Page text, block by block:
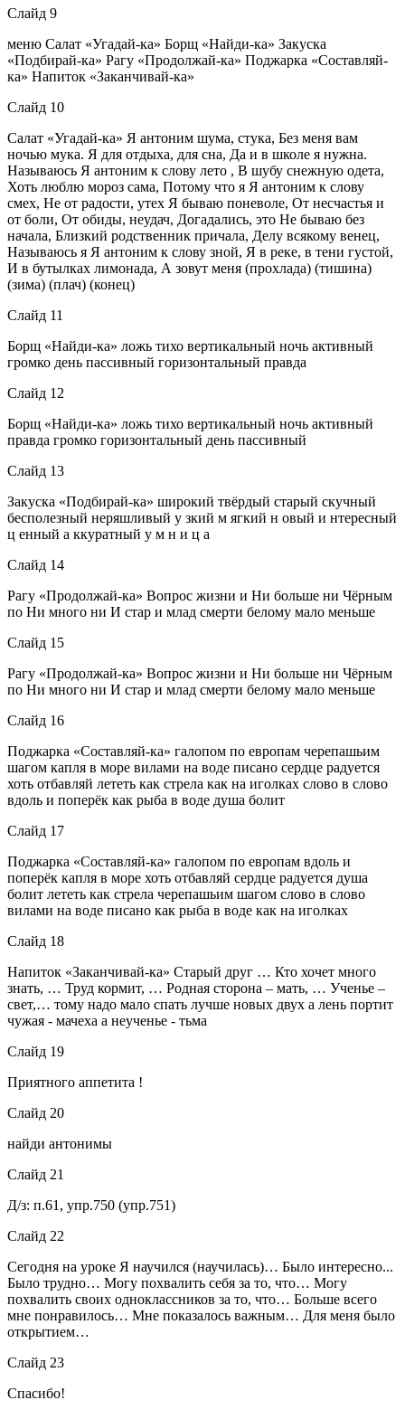
Слайд 9
меню Салат «Угадай-ка» Борщ «Найди-ка» Закуска
«Подбирай-ка» Рагу «Продолжай-ка» Поджарка «Составляй-
ка» Напиток «Заканчивай-ка»
Слайд 10
Салат «Угадай-ка» Я антоним шума, стука, Без меня вам
ночью мука. Я для отдыха, для сна, Да и в школе я нужна.
Называюсь Я антоним к слову лето , В шубу снежную одета,
Хоть люблю мороз сама, Потому что я Я антоним к слову
смех, Не от радости, утех Я бываю поневоле, От несчастья и
от боли, От обиды, неудач, Догадались, это Не бываю без
начала, Близкий родственник причала, Делу всякому венец,
Называюсь я Я антоним к слову зной, Я в реке, в тени густой,
И в бутылках лимонада, А зовут меня (прохлада) (тишина)
(зима) (плач) (конец)
Слайд 11
Борщ «Найди-ка» ложь тихо вертикальный ночь активный
громко день пассивный горизонтальный правда
Слайд 12
Борщ «Найди-ка» ложь тихо вертикальный ночь активный
правда громко горизонтальный день пассивный
Слайд 13
Закуска «Подбирай-ка» широкий твёрдый старый скучный
бесполезный неряшливый у зкий м ягкий н овый и нтересный
ц енный а ккуратный у м н и ц а
Слайд 14
Рагу «Продолжай-ка» Вопрос жизни и Ни больше ни Чёрным
по Ни много ни И стар и млад смерти белому мало меньше
Слайд 15
Рагу «Продолжай-ка» Вопрос жизни и Ни больше ни Чёрным
по Ни много ни И стар и млад смерти белому мало меньше
Слайд 16
Поджарка «Составляй-ка» галопом по европам черепашьим
шагом капля в море вилами на воде писано сердце радуется
хоть отбавляй лететь как стрела как на иголках слово в слово
вдоль и поперёк как рыба в воде душа болит
Слайд 17
Поджарка «Составляй-ка» галопом по европам вдоль и
поперёк капля в море хоть отбавляй сердце радуется душа
болит лететь как стрела черепашьим шагом слово в слово
вилами на воде писано как рыба в воде как на иголках
Слайд 18
Напиток «Заканчивай-ка» Старый друг … Кто хочет много
знать, … Труд кормит, … Родная сторона – мать, … Ученье –
свет,… тому надо мало спать лучше новых двух а лень портит
чужая - мачеха а неученье - тьма
Слайд 19
Приятного аппетита !
Слайд 20
найди антонимы
Слайд 21
Д/з: п.61, упр.750 (упр.751)
Слайд 22
Сегодня на уроке Я научился (научилась)… Было интересно...
Было трудно… Могу похвалить себя за то, что… Могу
похвалить своих одноклассников за то, что… Больше всего
мне понравилось… Мне показалось важным… Для меня было
открытием…
Слайд 23
Спасибо!